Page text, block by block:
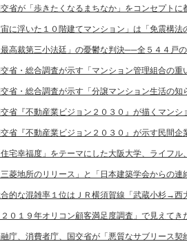
省が「歩きたくなるまちなか」をコンセプトに
に浮いた１０階建てマンション」は「免震構法
高裁第三小法廷」の憂鬱な判決──全５４４戸
省・総合調査が示す「マンション管理組合の重
省・総合調査が示す「分譲マンション生活の知
省『不動産業ビジョン２０３０』が描くマン
省『不動産業ビジョン２０３０』が示す民間企
宅幸福度」をテーマにした大阪大学、ライフル
菱地所のリリース」と「日本建築学会からの
合的な混雑率１位はＪＲ横須賀線「武蔵小杉→西
０１９年オリコン顧客満足度調査」で見えてき
庁、消費者庁、国交省が「悪質なサブリース契